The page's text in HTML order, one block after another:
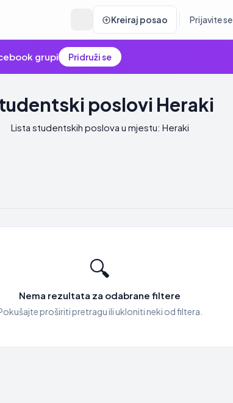
Kreiraj posao Prijavite se
grupi Pridruži se
poslovi Heraki
Lista studentskih poslova u mjestu: Heraki
🔍
Nema rezultata za odabrane filtere
proširiti pretragu ili ukloniti neki od filtera.